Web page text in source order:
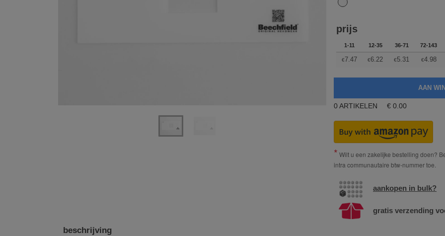
prijs
1-11 12-35 36-71 72-143
€7.47 €6.22 €5.31 €4.98
0 ARTIKELEN € 0.00
Wilt u een zakelijke bestelling doen?
intra communautaire btw-nummer toe.
aankopen in bulk?
gratis verzending
beschrijving